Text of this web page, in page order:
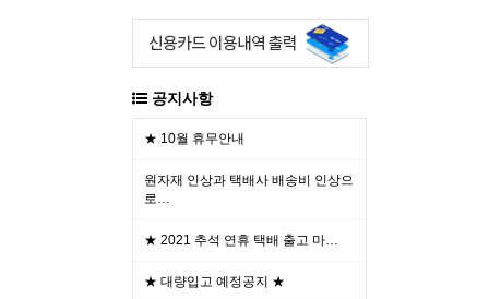
공지사항
★ 10월 휴무안내
원자재 인상과 택배사 배송비 인상으
로…
★ 2021 추석 연휴 택배 출고 마…
★ 대량입고 예정공지 ★